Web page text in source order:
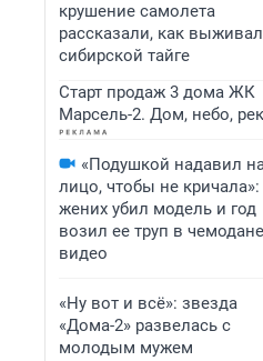
крушение самолета
рассказали, как
сибирской тайге
Старт продаж 3 дома ЖК
Марсель-2. Дом, небо,
«Подушкой надавил
лицо, чтобы не кричала»:
жених убил модель и год
возил ее труп в
видео
«Ну вот и всё»: звезда
«Дома-2» развелась с
молодым мужем